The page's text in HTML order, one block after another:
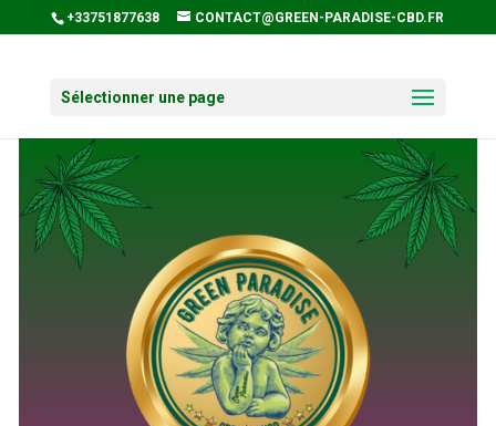
+33751877638 CONTACT@GREEN-PARADISE-CBD.FR
Sélectionner une page